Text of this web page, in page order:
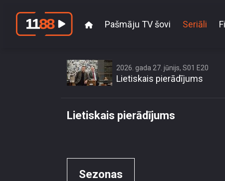
Pašmāju TV šovi Seriāli
2026. gada 27. jūnijs, S01 E20
Lietiskais pierādījums
Lietiskais pierādījums
Sezonas